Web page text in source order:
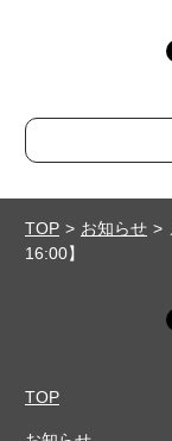
TOP お知らせ
16:00】
TOP